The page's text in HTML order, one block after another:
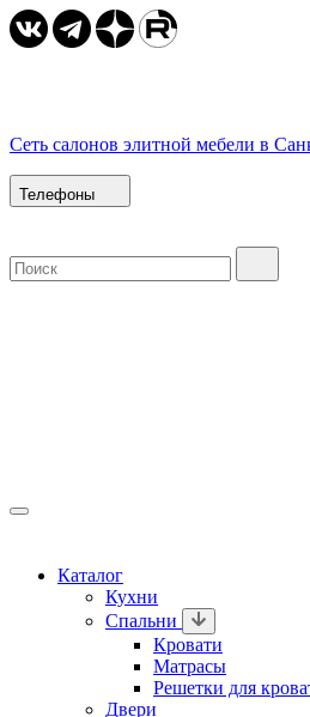
Сеть салонов элитной мебели в
Телефоны
Каталог
Кухни
Спальни
Кровати
Матрасы
Решетки для
Двери